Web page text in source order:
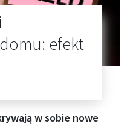
efekt
w sobie nowe